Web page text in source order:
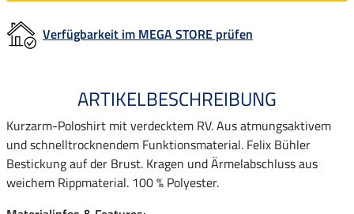
Verfügbarkeit im MEGA STORE prüfen
ARTIKELBESCHREIBUNG
Kurzarm-Poloshirt mit verdecktem RV. Aus atmungsaktivem
und schnelltrocknendem Funktionsmaterial. Felix Bühler
Bestickung auf der Brust. Kragen und Ärmelabschluss aus
weichem Rippmaterial. 100 % Polyester.